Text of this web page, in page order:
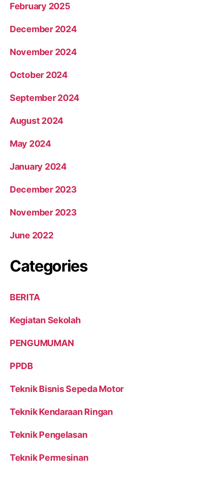
February 2025
December 2024
November 2024
October 2024
September 2024
August 2024
May 2024
January 2024
December 2023
November 2023
June 2022
Categories
BERITA
Kegiatan Sekolah
PENGUMUMAN
PPDB
Teknik Bisnis Sepeda Motor
Teknik Kendaraan Ringan
Teknik Pengelasan
Teknik Permesinan